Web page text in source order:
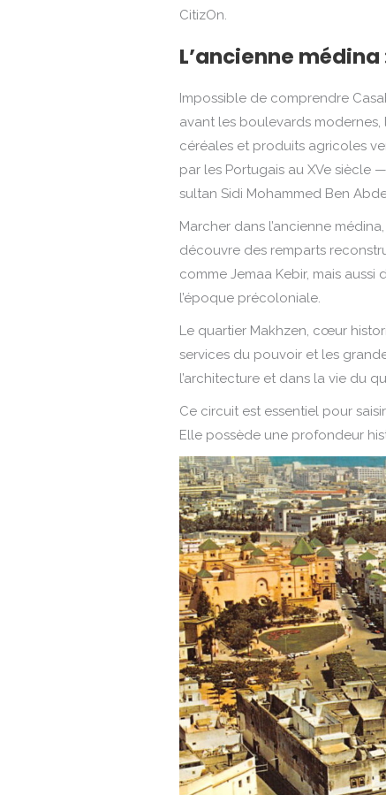
CitizOn.
L’ancienne
Impossible de comprendre
avant les boulevards modernes,
céréales et produits agricoles
par les Portugais au XVe siècle
sultan Sidi Mohammed Ben
Marcher dans l’ancienne
découvre des remparts
comme Jemaa Kebir, mais
l’époque précoloniale.
Le quartier Makhzen, cœur
services du pouvoir et les
l’architecture et dans la vie du
Ce circuit est essentiel pour
Elle possède une profondeur